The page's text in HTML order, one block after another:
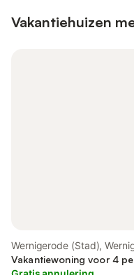
Vakantiehuizen
Wernigerode (Stad),
Vakantiewoning voor 4